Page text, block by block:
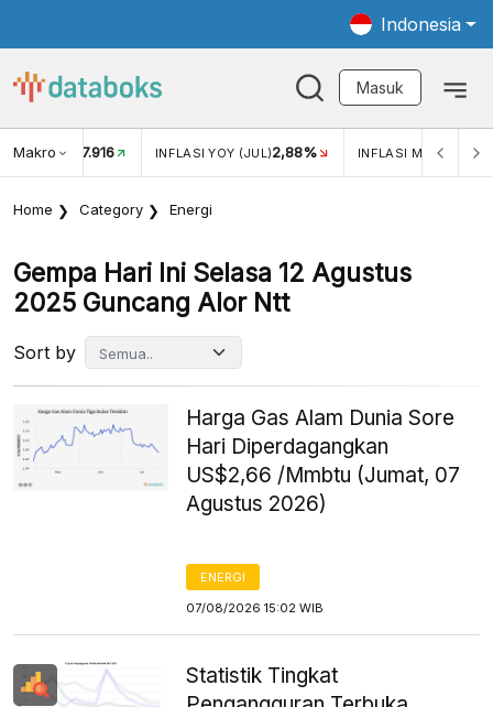
Indonesia
Masuk
Makro
USD/IDR 17.916 INFLASI YOY (JUL)2,88% INFLASI MOM (JUL)
Home Category Energi
Gempa Hari Ini Selasa 12 Agustus
2025 Guncang Alor Ntt
Sort by
Harga Gas Alam Dunia Sore
Hari Diperdagangkan
US$2,66 /Mmbtu (Jumat, 07
Agustus 2026)
ENERGI
07/08/2026 15:02 WIB
Statistik Tingkat